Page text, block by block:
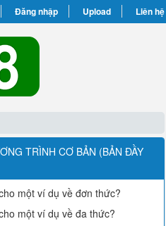
Đăng nhập Upload Liên hệ
TRÌNH CƠ BẢN (BẢN ĐẦY
một ví dụ về đơn thức?
một ví dụ về đa thức?